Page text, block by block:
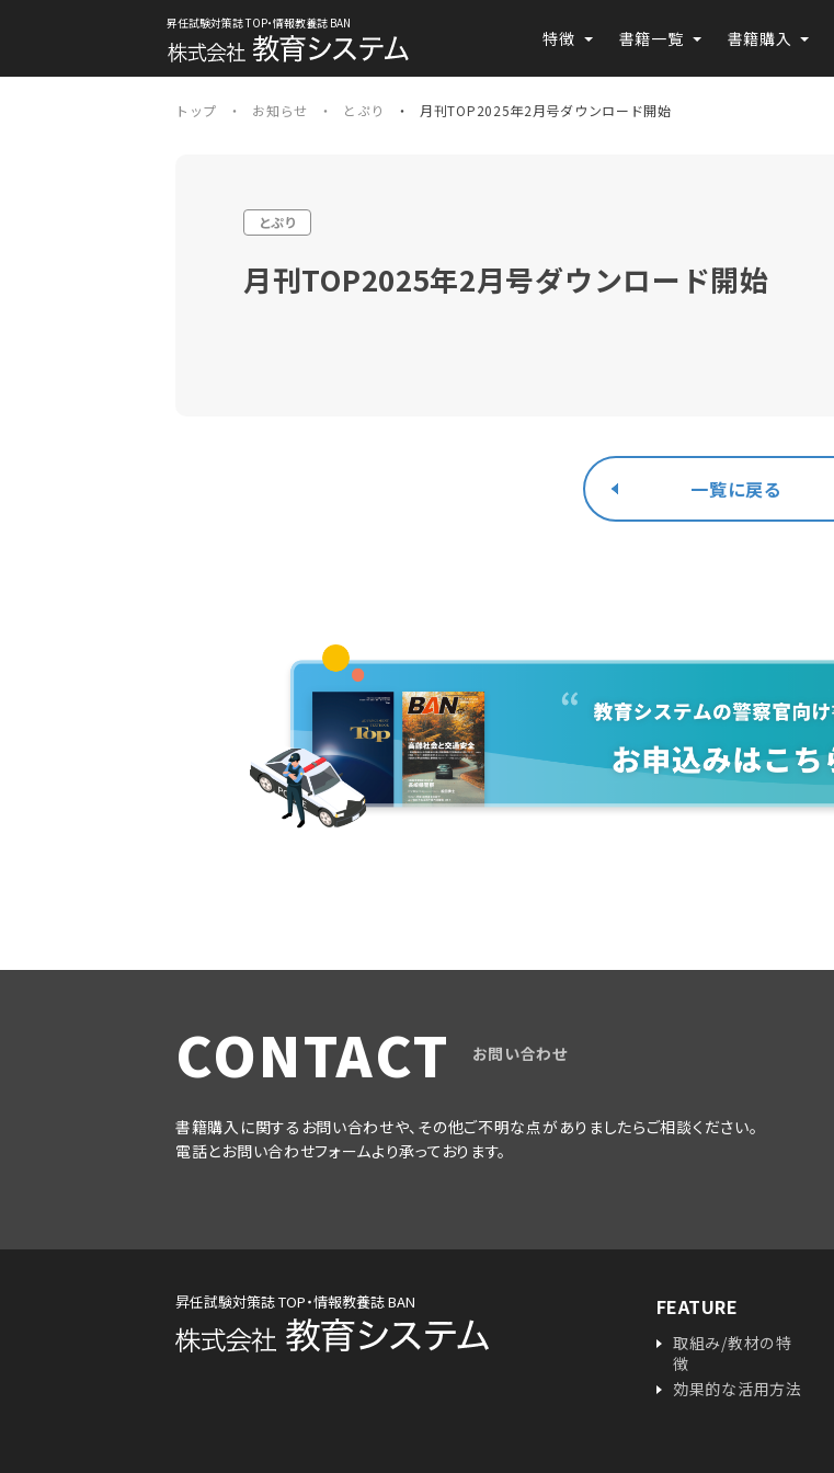
昇任試験対策誌 TOP・情報教養誌 BAN
特徴 書籍一覧 書籍購入
トップ お知らせ とぷり 月刊TOP2025年2月号ダウンロード開始
とぷり
月刊TOP2025年2月号ダウンロード開始
一覧に戻る
CONTACT お問い合わせ
書籍購入に関するお問い合わせや、その他ご不明な点がありましたらご相談ください。
電話とお問い合わせフォームより承っております。
昇任試験対策誌 TOP・情報教養誌 BAN FEATURE
取組み/教材の特
徴
効果的な活用方法